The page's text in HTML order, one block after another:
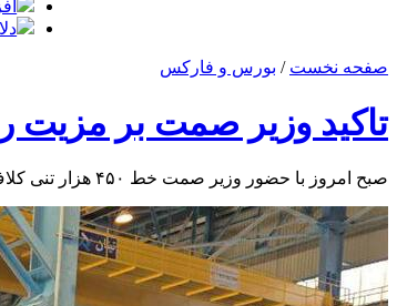
صفحه نخست / بورس و فارکس
تاکید وزیر صمت بر مزیت
صبح امروز با حضور وزیر صمت خط ۴۵۰ هزار تنی کلاف میلگرد فولاد سرمد ابرکوه به عنوان نخستین شرکت پروژه بازار سرمایه به بهره برداری رسید.